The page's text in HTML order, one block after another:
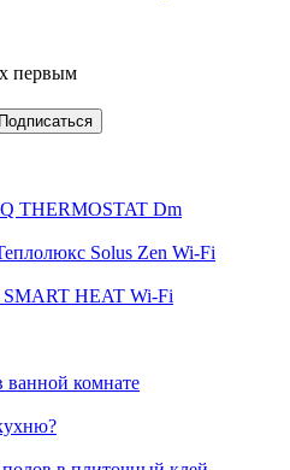
первым
THERMOSTAT Dm
Solus Zen Wi-Fi
HEAT Wi-Fi
ванной комнате